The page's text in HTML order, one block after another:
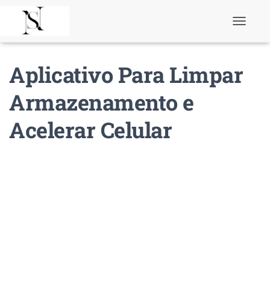
l
e
Aplicativo Para Limpar
Armazenamento e
Acelerar Celular